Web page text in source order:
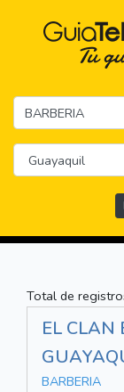
Total de
EL CLAN
BARBERIA